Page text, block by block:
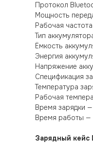
Протокол
Мощность
Рабочая
Тип
Ёмкость
Энергия
Напряжение
Спецификация
Температура
Рабочая
Время зарядки
Время работы —
Зарядный кейс